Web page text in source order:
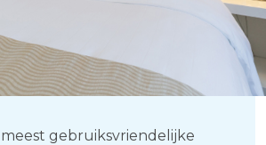
gebruiksvriendelijke